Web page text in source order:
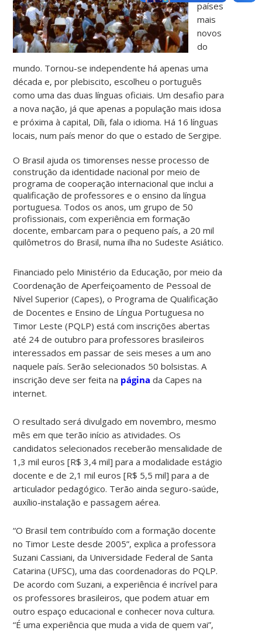
países
mais
novos
do
mundo. Tornou-se independente há apenas uma
década e, por plebiscito, escolheu o português
como uma das duas línguas oficiais. Um desafio para
a nova nação, já que apenas a população mais idosa
e próxima à capital, Díli, fala o idioma. Há 16 línguas
locais, num país menor do que o estado de Sergipe.
O Brasil ajuda os timorenses nesse processo de
construção da identidade nacional por meio de
programa de cooperação internacional que inclui a
qualificação de professores e o ensino da língua
portuguesa. Todos os anos, um grupo de 50
profissionais, com experiência em formação
docente, embarcam para o pequeno país, a 20 mil
quilômetros do Brasil, numa ilha no Sudeste Asiático.
Financiado pelo Ministério da Educação, por meio da
Coordenação de Aperfeiçoamento de Pessoal de
Nível Superior (Capes), o Programa de Qualificação
de Docentes e Ensino de Língua Portuguesa no
Timor Leste (PQLP) está com inscrições abertas
até 24 de outubro para professores brasileiros
interessados em passar de seis meses a um ano
naquele país. Serão selecionados 50 bolsistas. A
inscrição deve ser feita na página da Capes na
internet.
O resultado será divulgado em novembro, mesmo
mês em que terão início as atividades. Os
candidatos selecionados receberão mensalidade de
1,3 mil euros [R$ 3,4 mil] para a modalidade estágio
docente e de 2,1 mil euros [R$ 5,5 mil] para a de
articulador pedagógico. Terão ainda seguro-saúde,
auxílio-instalação e passagem aérea.
“O Brasil tem contribuído com a formação docente
no Timor Leste desde 2005”, explica a professora
Suzani Cassiani, da Universidade Federal de Santa
Catarina (UFSC), uma das coordenadoras do PQLP.
De acordo com Suzani, a experiência é incrível para
os professores brasileiros, que podem atuar em
outro espaço educacional e conhecer nova cultura.
“É uma experiência que muda a vida de quem vai”,